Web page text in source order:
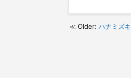
Older:ハナミズキ